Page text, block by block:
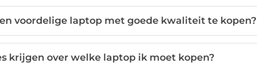
voordelige laptop met goede kwaliteit te kopen?
krijgen over welke laptop ik moet kopen?